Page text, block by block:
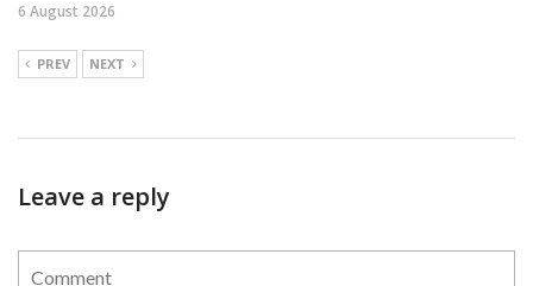
6 August 2026
PREV NEXT
Leave a reply